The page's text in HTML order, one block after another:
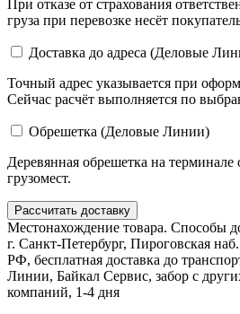
При отказе от страхования
груза при перевозке несёт
Доставка до адреса (Деловые
Точный адрес указывается при
Сейчас расчёт выполняется по
Обрешетка (Деловые Линии)
Деревянная обрешетка на терминале
грузомест.
Рассчитать доставку
Местонахождение товара. Способы
г. Санкт-Петербург, Пироговская
РФ, бесплатная доставка до
Линии, Байкал Сервис, забор с
компаний, 1-4 дня